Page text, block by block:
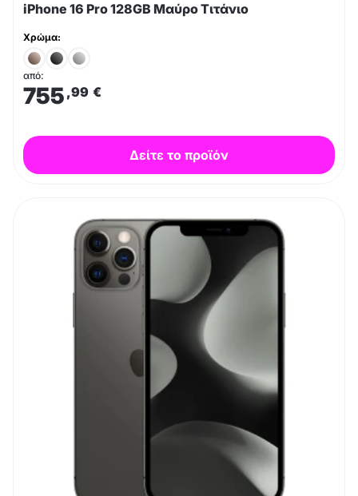
iPhone 16 Pro 128GB Μαύρο Τιτάνιο
Χρώμα:
από:
755 ,99 €
Δείτε το προϊόν